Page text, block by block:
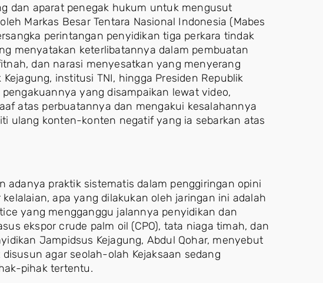
dan aparat penegak hukum untuk mengusut
Markas Besar Tentara Nasional Indonesia (Mabes
perintangan penyidikan tiga perkara tindak
menyatakan keterlibatannya dalam pembuatan
dan narasi menyesatkan yang menyerang
institusi TNI, hingga Presiden Republik
yang disampaikan lewat video,
atas perbuatannya dan mengakui kesalahannya
ulang konten-konten negatif yang ia sebarkan atas
adanya praktik sistematis dalam penggiringan opini
apa yang dilakukan oleh jaringan ini adalah
yang mengganggu jalannya penyidikan dan
ekspor crude palm oil (CPO), tata niaga timah, dan
Jampidsus Kejagung, Abdul Qohar, menyebut
agar seolah-olah Kejaksaan sedang
pihak tertentu.